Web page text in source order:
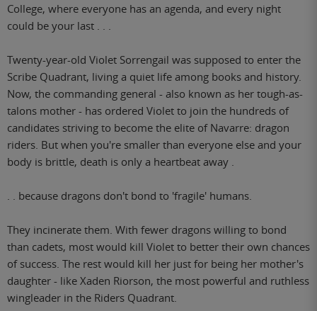
College, where everyone has an agenda, and every night
could be your last . . .
Twenty-year-old Violet Sorrengail was supposed to enter the
Scribe Quadrant, living a quiet life among books and history.
Now, the commanding general - also known as her tough-as-
talons mother - has ordered Violet to join the hundreds of
candidates striving to become the elite of Navarre: dragon
riders. But when you're smaller than everyone else and your
body is brittle, death is only a heartbeat away .
. . because dragons don't bond to 'fragile' humans.
They incinerate them. With fewer dragons willing to bond
than cadets, most would kill Violet to better their own chances
of success. The rest would kill her just for being her mother's
daughter - like Xaden Riorson, the most powerful and ruthless
wingleader in the Riders Quadrant.